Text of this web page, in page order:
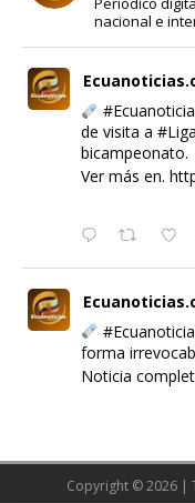
nacional e
de visita a
bicampeonato.
Ver más en.
forma
Noticia
Copyright © 2026 |